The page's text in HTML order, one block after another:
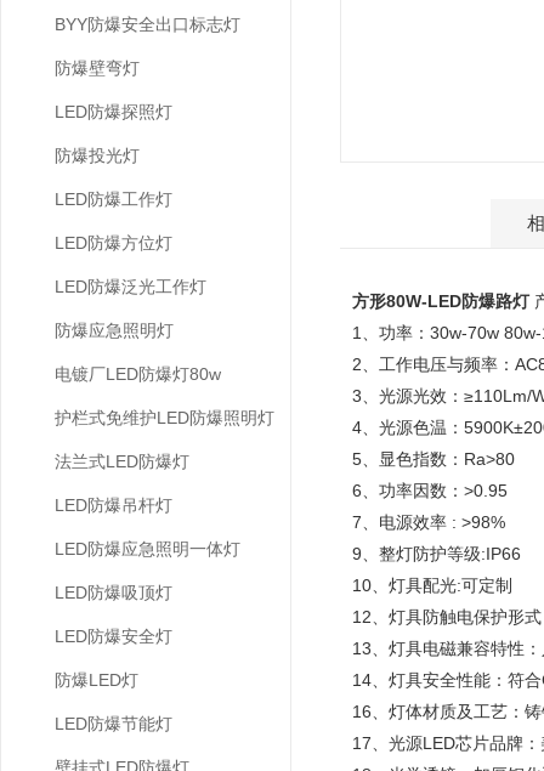
BYY防爆安全出口标志灯
防爆壁弯灯
LED防爆探照灯
防爆投光灯
LED防爆工作灯
LED防爆方位灯
LED防爆泛光工作灯
防爆应急照明灯
电镀厂LED防爆灯80w
护栏式免维护LED防爆照明灯
法兰式LED防爆灯
LED防爆吊杆灯
LED防爆应急照明一体灯
LED防爆吸顶灯
LED防爆安全灯
防爆LED灯
LED防爆节能灯
方形80W-LED防爆路灯
1、功率：30w-70w
2、工作电压与频率：
3、光源光效：
4、光源色温：
5、显色指数：Ra>80
6、功率因数：>0.95
7、电源效率 : >98%
9、整灯防护等级:IP66
10、灯具配光:可定
12、灯具防触电保护形
13、灯具电磁兼容特性
14、灯具安全性能：
16、灯体材质及工艺：
17、光源LED芯片品牌